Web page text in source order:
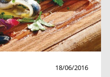
18/06/2016